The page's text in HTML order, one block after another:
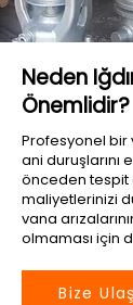
Neden
Önemlidir?
Profesyonel bir
ani duruşlarını
önceden tespit
maliyetlerinizi
vana
olmaması için
Bize